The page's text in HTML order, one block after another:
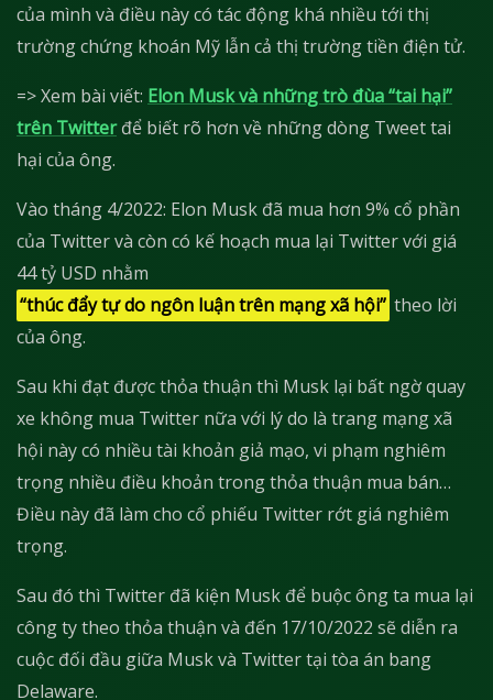
của mình và điều này có tác động khá nhiều tới thị
trường chứng khoán Mỹ lẫn cả thị trường tiền điện tử.
=> Xem bài viết: Elon Musk và những trò đùa “tai hại”
trên Twitter để biết rõ hơn về những dòng Tweet tai
hại của ông.
Vào tháng 4/2022: Elon Musk đã mua hơn 9% cổ phần
của Twitter và còn có kế hoạch mua lại Twitter với giá
44 tỷ USD nhằm
“thúc đẩy tự do ngôn luận trên mạng xã hội” theo lời
của ông.
Sau khi đạt được thỏa thuận thì Musk lại bất ngờ quay
xe không mua Twitter nữa với lý do là trang mạng xã
hội này có nhiều tài khoản giả mạo, vi phạm nghiêm
trọng nhiều điều khoản trong thỏa thuận mua bán…
Điều này đã làm cho cổ phiếu Twitter rớt giá nghiêm
trọng.
Sau đó thì Twitter đã kiện Musk để buộc ông ta mua lại
công ty theo thỏa thuận và đến 17/10/2022 sẽ diễn ra
cuộc đối đầu giữa Musk và Twitter tại tòa án bang
Delaware.